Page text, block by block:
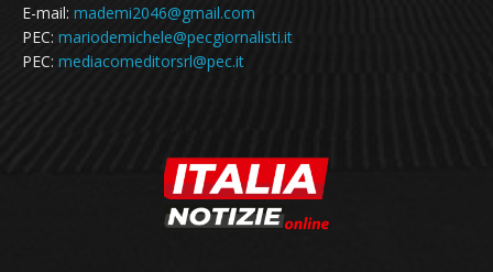
E-mail: mademi2046@gmail.com
PEC: mariodemichele@pecgiornalisti.it
PEC: mediacomeditorsrl@pec.it